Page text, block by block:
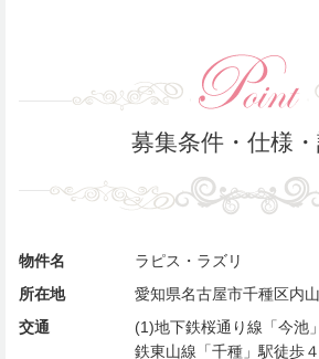
募集条件・仕様
物件名
ラピス・ラズリ
所在地
愛知県名古屋市千種区内
交通
(1)地下鉄桜通り線「今
鉄東山線「千種」駅徒歩